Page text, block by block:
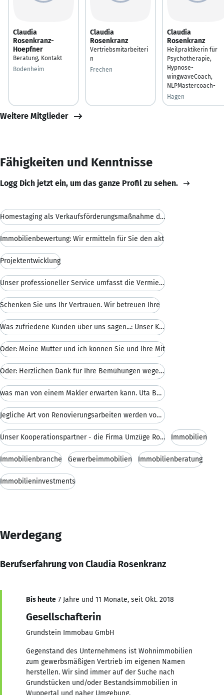
Claudia
Rosenkranz-
Hoepfner
Beratung, Kontakt
Bodenheim
Claudia
Rosenkranz
Vertriebsmitarbeiteri
n
Frechen
Claudia
Rosenkranz
Heilpraktikerin für
Psychotherapie,
Hypnose-
wingwaveCoach,
NLPMastercoach-
Hagen
Weitere Mitglieder
Fähigkeiten und Kenntnisse
Logg Dich jetzt ein, um das ganze Profil zu sehen.
Homestaging als Verkaufsförderungsmaßnahme durch u
Immobilienbewertung: Wir ermitteln für Sie den akt
Projektentwicklung
Unser professioneller Service umfasst die Vermietu
Schenken Sie uns Ihr Vertrauen. Wir betreuen Ihre
Was zufriedene Kunden über uns sagen...: Unser Ken
Oder: Meine Mutter und ich können Sie und Ihre Mit
Oder: Herzlichen Dank für Ihre Bemühungen wegen de
was man von einem Makler erwarten kann. Uta Buceri
Jegliche Art von Renovierungsarbeiten werden von u
Unser Kooperationspartner - die Firma Umzüge Rosem Immobilien
Immobilienbranche Gewerbeimmobilien Immobilienberatung
Immobilieninvestments
Werdegang
Berufserfahrung von Claudia Rosenkranz
Bis heute 7 Jahre und 11 Monate, seit Okt. 2018
Gesellschafterin
Grundstein Immobau GmbH
Gegenstand des Unternehmens ist Wohnimmobilien
zum gewerbsmäßigen Vertrieb im eigenen Namen
herstellen. Wir sind immer auf der Suche nach
Grundstücken und/oder Bestandsimmobilien in
Wuppertal und naher Umgebung.